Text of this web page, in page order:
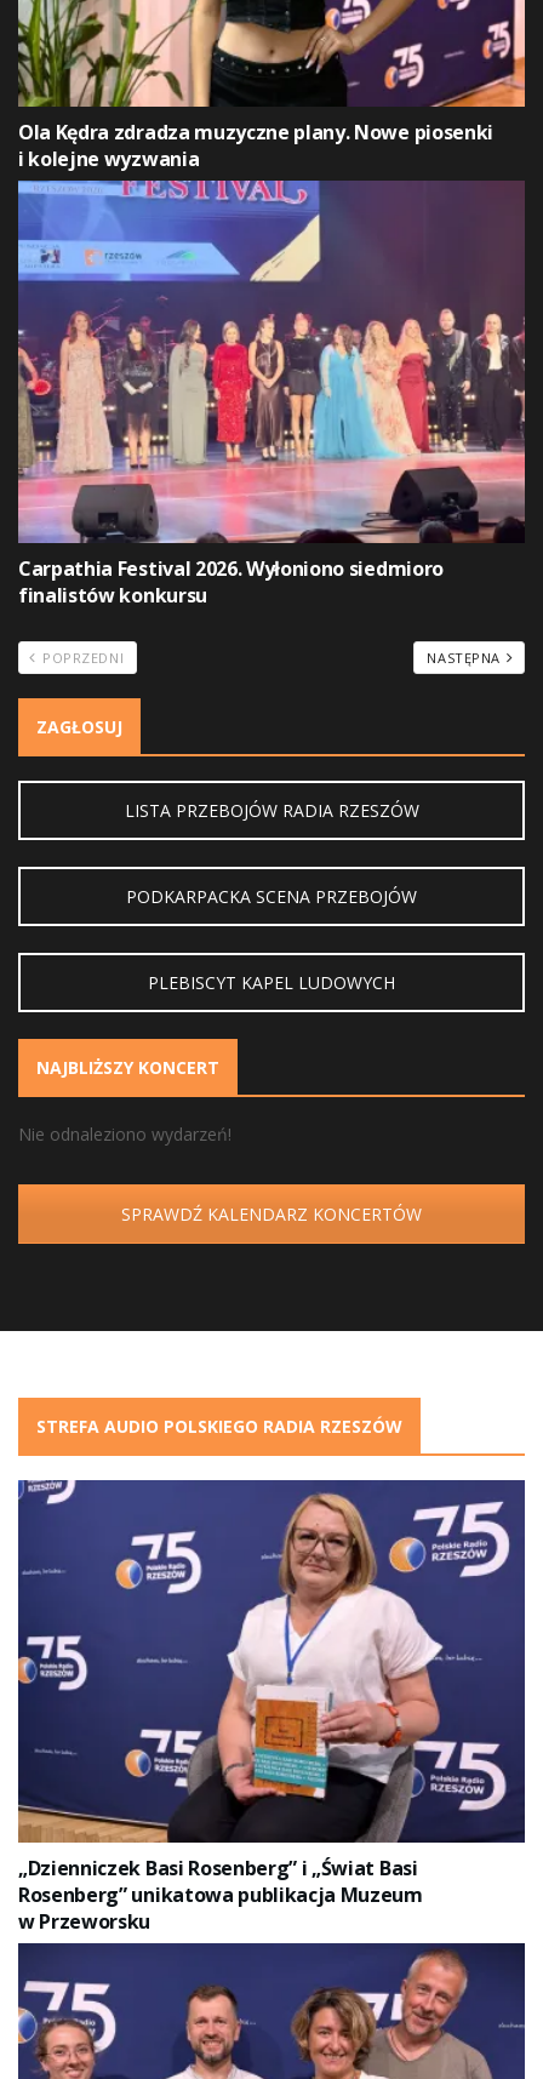
Ola Kędra zdradza muzyczne plany. Nowe piosenki
i kolejne wyzwania
Carpathia Festival 2026. Wyłoniono siedmioro
finalistów konkursu
POPRZEDNI NASTĘPNA
ZAGŁOSUJ
LISTA PRZEBOJÓW RADIA RZESZÓW
PODKARPACKA SCENA PRZEBOJÓW
PLEBISCYT KAPEL LUDOWYCH
NAJBLIŻSZY KONCERT
Nie odnaleziono wydarzeń!
SPRAWDŹ KALENDARZ KONCERTÓW
STREFA AUDIO POLSKIEGO RADIA RZESZÓW
„Dzienniczek Basi Rosenberg” i „Świat Basi
Rosenberg” unikatowa publikacja Muzeum
w Przeworsku